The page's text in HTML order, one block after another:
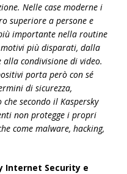
Nelle case moderne i
superiore a persone e
importante nella routine
più disparati, dalla
condivisione di video.
porta però con sé
di sicurezza,
secondo il Kaspersky
non protegge i propri
come malware, hacking,
Internet Security e